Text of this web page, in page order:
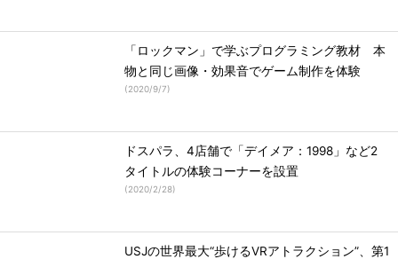
「ロックマン」で学ぶプログラミング教材 本
物と同じ画像・効果音でゲーム制作を体験
(2020/9/7)
ドスパラ、4店舗で「デイメア：1998」など2
タイトルの体験コーナーを設置
(2020/2/28)
USJの世界最大“歩けるVRアトラクション”、第1